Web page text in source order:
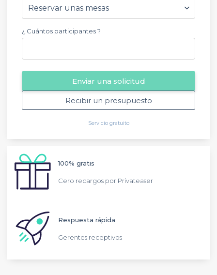
¿ Cuántos participantes ?
Enviar una solicitud
Recibir un presupuesto
Servicio gratuito
100% gratis
Cero recargos por Privateaser
Respuesta rápida
Gerentes receptivos